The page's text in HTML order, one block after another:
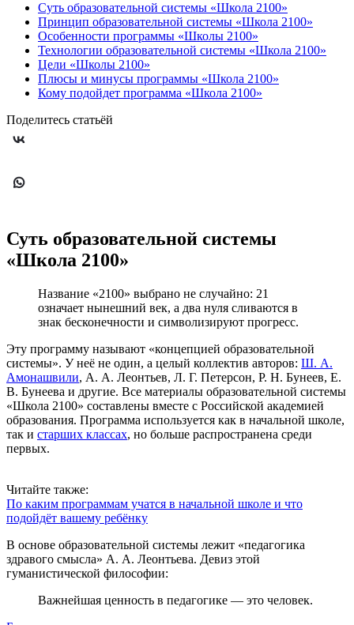
Суть образовательной системы «Школа 2100»
Принцип образовательной системы «Школа 2100»
Особенности программы «Школы 2100»
Технологии образовательной системы «Школа 2100»
Цели «Школы 2100»
Плюсы и минусы программы «Школа 2100»
Кому подойдет программа «Школа 2100»
Поделитесь статьёй
Суть образовательной системы
«Школа 2100»
Название «2100» выбрано не случайно: 21
означает нынешний век, а два нуля сливаются в
знак бесконечности и символизируют прогресс.
Эту программу называют «концепцией образовательной
системы». У неё не один, а целый коллектив авторов: Ш. А.
Амонашвили, А. А. Леонтьев, Л. Г. Петерсон, Р. Н. Бунеев, Е.
В. Бунеева и другие. Все материалы образовательной системы
«Школа 2100» составлены вместе с Российской академией
образования. Программа используется как в начальной школе,
так и старших классах, но больше распространена среди
первых.
Читайте также:
По каким программам учатся в начальной школе и что
подойдёт вашему ребёнку
В основе образовательной системы лежит «педагогика
здравого смысла» А. А. Леонтьева. Девиз этой
гуманистической философии:
Важнейшая ценность в педагогике — это человек.